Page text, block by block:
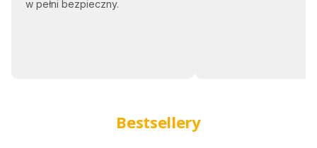
w pełni bezpieczny.
Bestsellery